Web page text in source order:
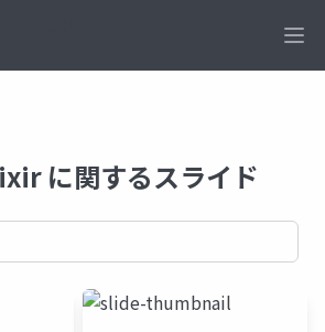
に関するスライド